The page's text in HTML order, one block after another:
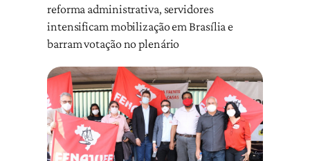
reforma administrativa, servidores
intensificam mobilização em Brasília e
barram votação no plenário